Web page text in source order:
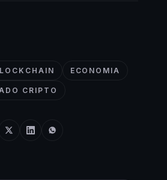
ECONOMIA
CRIPTO